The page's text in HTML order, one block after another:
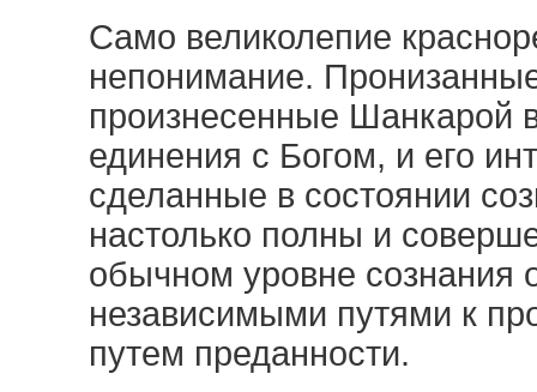
Само великолепие
непонимание.
произнесенные Шанкарой
единения с Богом, и его
сделанные в состоянии
настолько полны и
обычном уровне сознания
независимыми путями к
путем преданности.